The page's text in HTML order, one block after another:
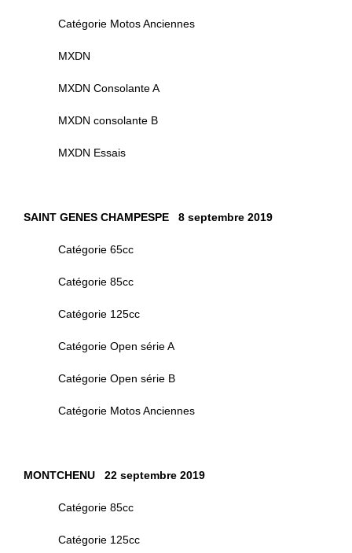
Catégorie Motos Anciennes
MXDN
MXDN Consolante A
MXDN consolante B
MXDN Essais
SAINT GENES CHAMPESPE 8 septembre 2019
Catégorie 65cc
Catégorie 85cc
Catégorie 125cc
Catégorie Open série A
Catégorie Open série B
Catégorie Motos Anciennes
MONTCHENU 22 septembre 2019
Catégorie 85cc
Catégorie 125cc